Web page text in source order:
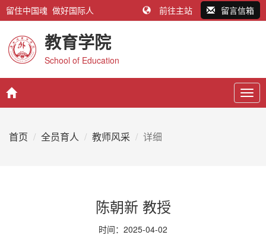
留住中国魂 做好国际人 前往主站 留言信箱
教育学院
School of Education
首页 全员育人 教师风采 详细
陈朝新 教授
时间：2025-04-02